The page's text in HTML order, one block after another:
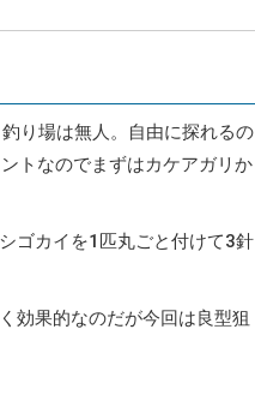
り場は無人。自由に探れるの
トなのでまずはカケアガリか
ゴカイを1匹丸ごと付けて3針
効果的なのだが今回は良型狙